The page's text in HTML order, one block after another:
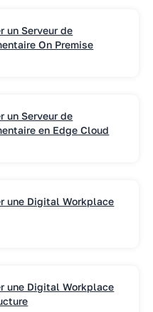
un Serveur de
On Premise
un Serveur de
en Edge Cloud
une Digital Workplace
une Digital Workplace